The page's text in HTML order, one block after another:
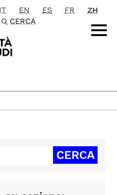
principale
IT EN ES FR
ZH
CERCA